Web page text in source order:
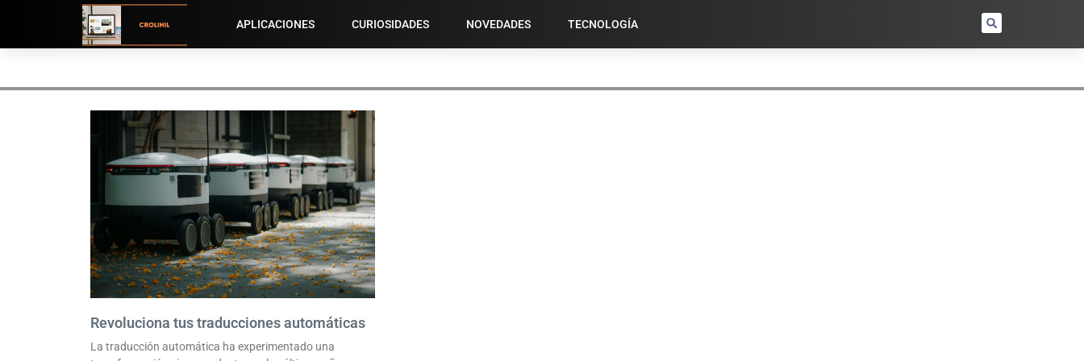
APLICACIONES CURIOSIDADES NOVEDADES TECNOLOGÍA
Revoluciona tus traducciones automáticas
La traducción automática ha experimentado una